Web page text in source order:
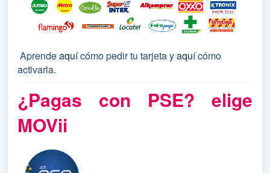
Aprendeaquícómo pedir tu tarjeta yaquícómo
activarla.
¿Pagas con PSE? elige
MOVii